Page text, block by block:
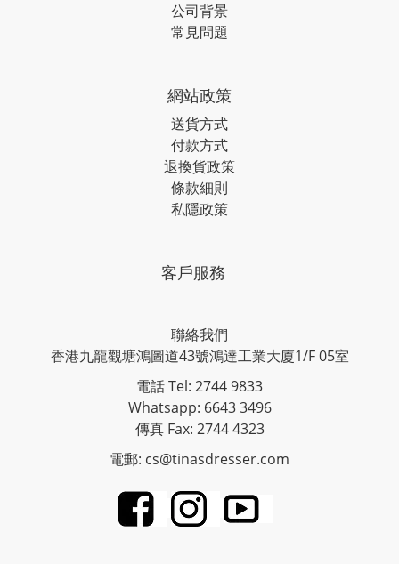
公司背景
常見問題
網站政策
送貨方式
付款方式
退換貨政策
條款細則
私隱政策
客戶服務
聯絡我們
香港九龍觀塘鴻圖道43號鴻達工業大廈1/F 05室
電話 Tel: 2744 9833
Whatsapp: 6643 3496
傳真 Fax: 2744 4323
電郵: cs@tinasdresser.com